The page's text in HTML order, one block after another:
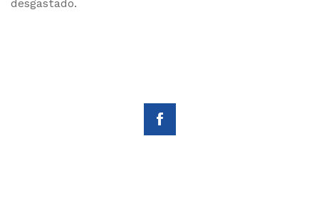
desgastado.